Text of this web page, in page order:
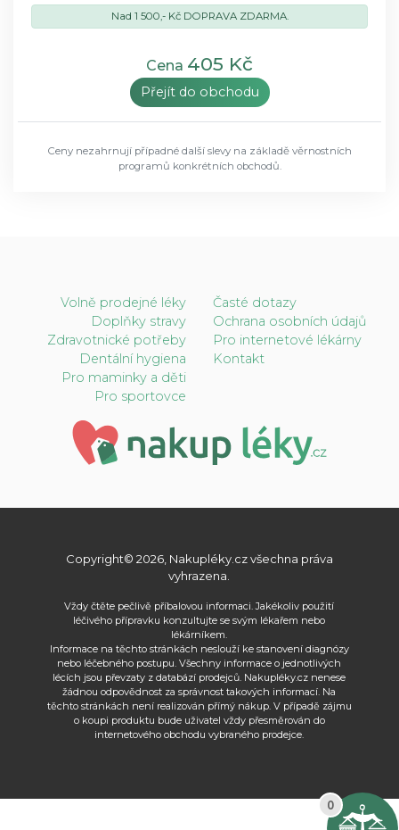
Nad 1 500,- Kč DOPRAVA ZDARMA.
Cena 405 Kč
Přejít do obchodu
Ceny nezahrnují případné další slevy na základě věrnostních
programů konkrétních obchodů.
Volně prodejné léky
Doplňky stravy
Zdravotnické potřeby
Dentální hygiena
Pro maminky a děti
Pro sportovce
Časté dotazy
Ochrana osobních údajů
Pro internetové lékárny
Kontakt
Copyright© 2026, Nakupléky.cz všechna práva
vyhrazena.
Vždy čtěte pečlivě příbalovou informaci. Jakékoliv použití
léčivého přípravku konzultujte se svým lékařem nebo
lékárníkem.
Informace na těchto stránkách neslouží ke stanovení diagnózy
nebo léčebného postupu. Všechny informace o jednotlivých
lécích jsou převzaty z databází prodejců. Nakupléky.cz nenese
žádnou odpovědnost za správnost takových informací. Na
těchto stránkách není realizován přímý nákup. V případě zájmu
o koupi produktu bude uživatel vždy přesměrován do
internetového obchodu vybraného prodejce.
0